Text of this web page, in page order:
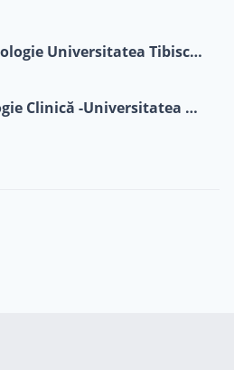
Licență în Psihologie Universitatea Tibiscus din Timișoara 2004-2008
Master Psihologie Clinică -Universitatea de Vest Timișoara 2009-2011